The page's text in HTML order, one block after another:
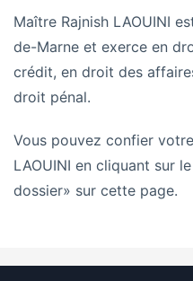
Maître Rajnish LAOUINI
de-Marne et exerce en
crédit, en droit des
droit pénal.
Vous pouvez confier
LAOUINI en cliquant sur
dossier» sur cette page.